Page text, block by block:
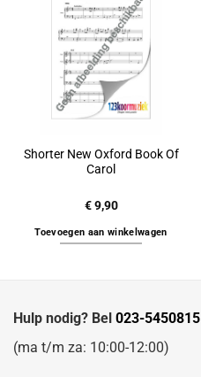
Shorter New Oxford Book Of
Carol
€9,90
Toevoegen aan winkelwagen
Hulp nodig? Bel 023-5450815
(ma t/m za: 10:00-12:00)